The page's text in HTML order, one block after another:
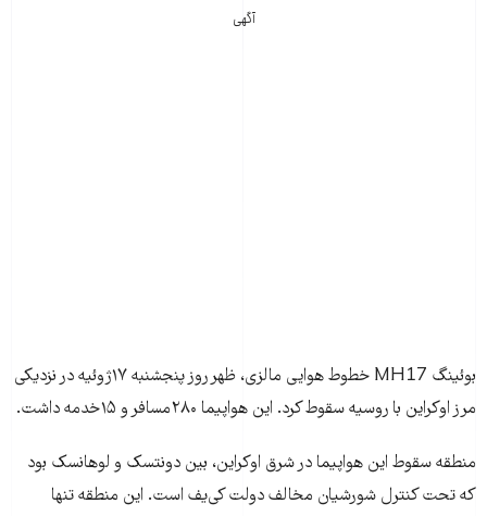
آگهی
بوئینگ MH17 خطوط هوایی مالزی، ظهر روز پنجشنبه ۱۷ژوئیه در نزدیکی
مرز اوکراین با روسیه سقوط کرد. این هواپیما ۲۸۰مسافر و ۱۵خدمه داشت.
منطقه سقوط این هواپیما در شرق اوکراین، بین دونتسک و لوهانسک بود
که تحت کنترل شورشیان مخالف دولت کی‌یف است. این منطقه تنها